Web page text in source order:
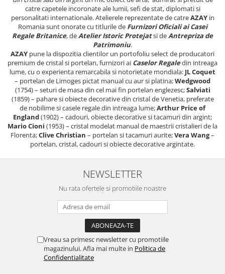
catre capetele incoronate ale lumii, sefi de stat, diplomati si
personalitati internationale. Atelierele reprezentate de catreAZAYin
Romania sunt onorate cu titlurile de Furnizori Oficiali ai Casei
Regale Britanice, deAtelier Istoric Protejatsi deAntrepriza de
Patrimoniu.
AZAY pune la dispozitia clientilor un portofoliu select de producatori
premium de cristal si portelan, furnizori ai Caselor Regaledin intreaga
lume, cu o experienta remarcabila si notorietate mondiala: JL Coquet
– portelan de Limoges pictat manual cu aur si platina;Wedgwood
(1754) – seturi de masa din cel mai fin portelan englezesc;Salviati
(1859) – pahare si obiecte decorative din cristal de Venetia, preferate
de nobilime si casele regale din intreaga lume;Arthur Price of
England(1902) – cadouri, obiecte decorative si tacamuri din argint;
Mario Cioni (1953) – cristal modelat manual de maestrii cristalieri de la
Florenta;Clive Christian – portelan si tacamuri aurite;Vera Wang–
portelan, cristal, cadouri si obiecte decorative argintate.
NEWSLETTER
Nu rata ofertele si promotiile noastre
Vreau sa primesc newsletter cu promotiile
magazinului. Afla mai multe in Politica de
Confidentialitate